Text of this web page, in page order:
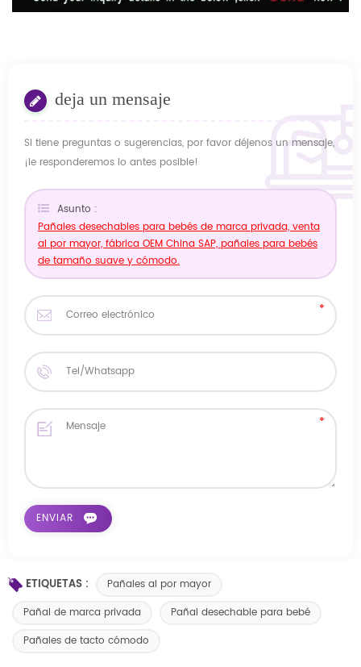
deja un mensaje
Si tiene preguntas o sugerencias, por favor déjenos un mensaje,
¡le responderemos lo antes posible!
Asunto :
Pañales desechables para bebés de marca privada, venta
al por mayor, fábrica OEM China SAP, pañales para bebés
de tamaño suave y cómodo.
ETIQUETAS :
Pañales al por mayor
Pañal de marca privada
Pañal desechable para bebé
Pañales de tacto cómodo